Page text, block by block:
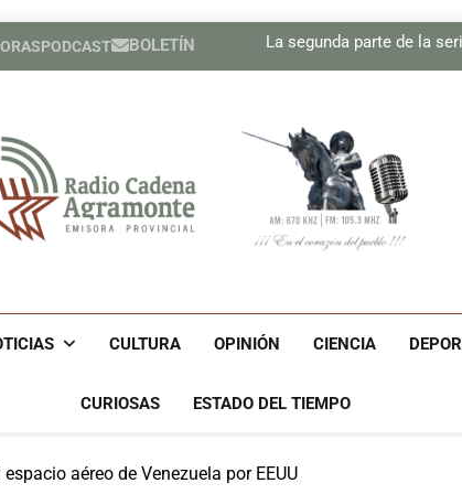
PODCAST BOLETÍN
La segunda parte de la
Cubano Ronald
La segunda parte de la
Cubano Ronald
Estados Unidos ha
Radio Cadena
CULTURA OPINIÓN CIENCIA
CURIOSAS ESTADO DEL TIEMPO
aéreo de Venezuela por EEUU